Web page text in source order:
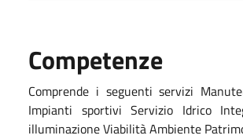
Competenze
Comprende i seguenti servizi
Impianti sportivi Servizio Idrico
illuminazione Viabilità Ambiente